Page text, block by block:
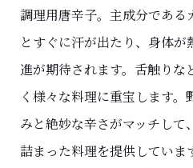
調理用唐辛子。主成分である
とすぐに汗が出たり、身体
進が期待されます。舌触りな
く様々な料理に重宝します
みと絶妙な辛さがマッチし
詰まった料理を提供していま